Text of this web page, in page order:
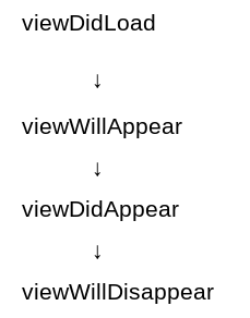
viewDidLoad
↓
viewWillAppear
↓
viewDidAppear
↓
viewWillDisappear